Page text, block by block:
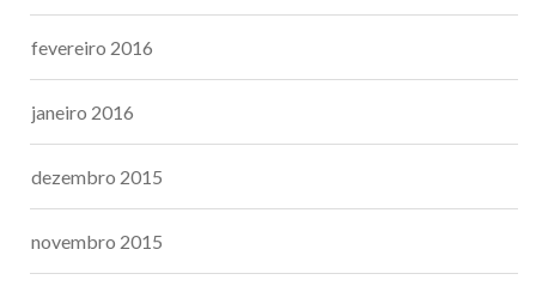
fevereiro 2016
janeiro 2016
dezembro 2015
novembro 2015